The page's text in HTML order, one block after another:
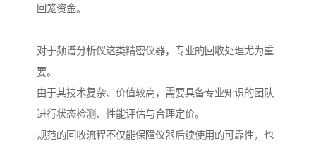
回笼资金。
对于频谱分析仪这类精密仪器，专业的回收处理尤为重
要。
由于其技术复杂、价值较高，需要具备专业知识的团队
进行状态检测、性能评估与合理定价。
规范的回收流程不仅能保障仪器后续使用的可靠性，也